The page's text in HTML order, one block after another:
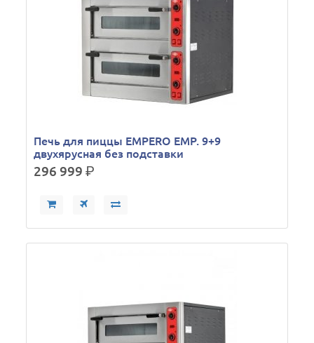
Печь для пиццы EMPERO EMP. 9+9
двухярусная без подставки
296 999р.